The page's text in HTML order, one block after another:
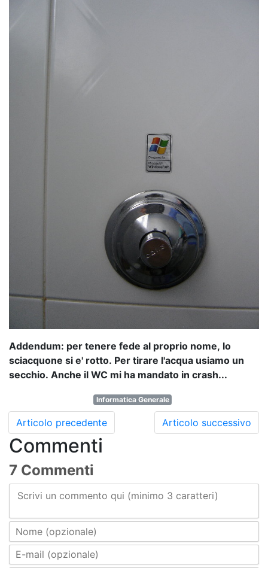
Addendum: per tenere fede al proprio nome, lo
sciacquone si e' rotto. Per tirare l'acqua usiamo un
secchio. Anche il WC mi ha mandato in crash...
Informatica Generale
Articolo precedente Articolo successivo
Commenti
7 Commenti
Scrivi un commento qui (minimo 3 caratteri)